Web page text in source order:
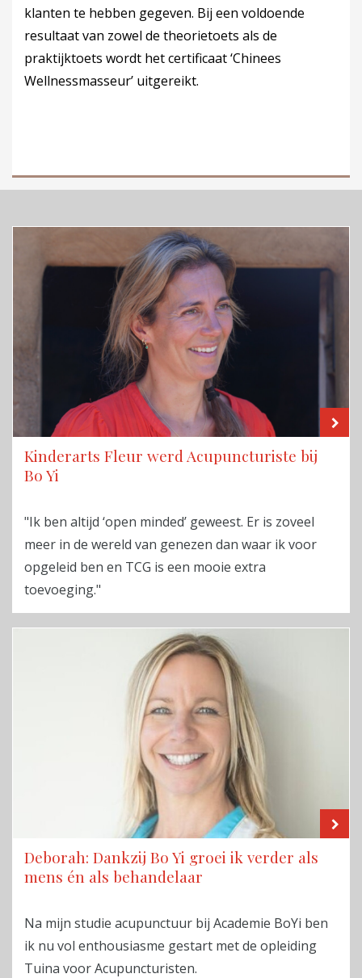
klanten te hebben gegeven. Bij een voldoende
resultaat van zowel de theorietoets als de
praktijktoets wordt het certificaat ‘Chinees
Wellnessmasseur’ uitgereikt.
Kinderarts Fleur werd Acupuncturiste bij
Bo Yi
"Ik ben altijd ‘open minded’ geweest. Er is zoveel
meer in de wereld van genezen dan waar ik voor
opgeleid ben en TCG is een mooie extra
toevoeging."
Deborah: Dankzij Bo Yi groei ik verder als
mens én als behandelaar
Na mijn studie acupunctuur bij Academie BoYi ben
ik nu vol enthousiasme gestart met de opleiding
Tuina voor Acupuncturisten.